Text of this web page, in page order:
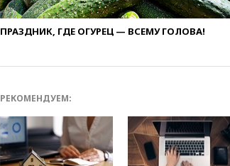
ПРАЗДНИК, ГДЕ ОГУРЕЦ — ВСЕМУ ГОЛОВА!
РЕКОМЕНДУЕМ: